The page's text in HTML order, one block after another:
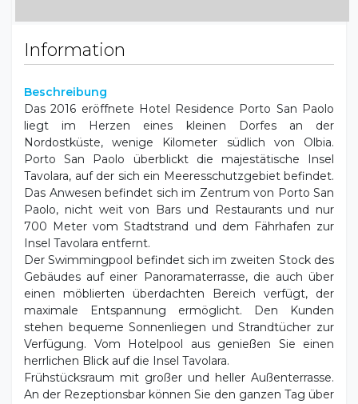
Information
Beschreibung
liegt im Herzen eines kleinen Dorfes an der
Nordostküste, wenige Kilometer südlich von Olbia.
Porto San Paolo überblickt die majestätische Insel
Tavolara, auf der sich ein Meeresschutzgebiet befindet.
Das Anwesen befindet sich im Zentrum von Porto San
Paolo, nicht weit von Bars und Restaurants und nur
700 Meter vom Stadtstrand und dem Fährhafen zur
Insel Tavolara entfernt.
Der Swimmingpool befindet sich im zweiten Stock des
Gebäudes auf einer Panoramaterrasse, die auch über
einen möblierten überdachten Bereich verfügt, der
maximale Entspannung ermöglicht. Den Kunden
stehen bequeme Sonnenliegen und Strandtücher zur
Verfügung. Vom Hotelpool aus genießen Sie einen
herrlichen Blick auf die Insel Tavolara.
Frühstücksraum mit großer und heller Außenterrasse.
An der Rezeptionsbar können Sie den ganzen Tag über
Getränke und Snacks genießen. Ab der Saison 2023 ist
der Restaurantservice zum Abendessen geöffnet.